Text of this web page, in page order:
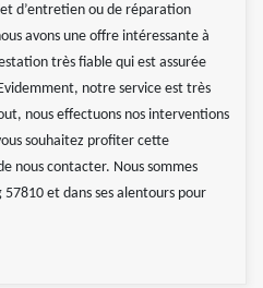
d’entretien ou de réparation
avons une offre intéressante à
très fiable qui est assurée
notre service est très
nous effectuons nos interventions
souhaitez profiter cette
nous contacter. Nous sommes
et dans ses alentours pour